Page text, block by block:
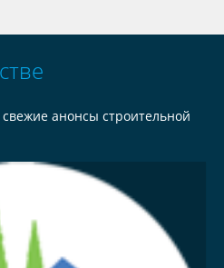
анонсы строительной